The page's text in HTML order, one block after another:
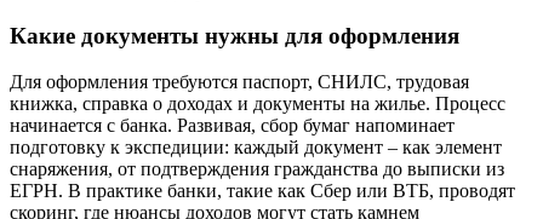
Какие документы нужны для оформления
Для оформления требуются паспорт, СНИЛС, трудовая
книжка, справка о доходах и документы на жилье. Процесс
начинается с банка. Развивая, сбор бумаг напоминает
подготовку к экспедиции: каждый документ – как элемент
снаряжения, от подтверждения гражданства до выписки из
ЕГРН. В практике банки, такие как Сбер или ВТБ, проводят
скоринг, где нюансы доходов могут стать камнем